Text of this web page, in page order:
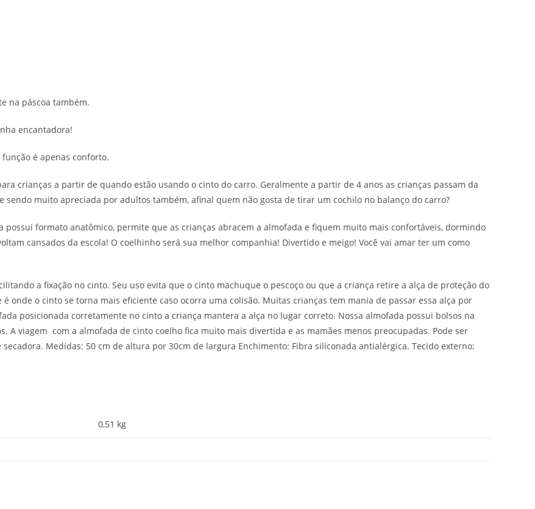
na páscoa também.
encantadora!
é apenas conforto.
crianças a partir de quando estão usando o cinto do carro. Geralmente a partir de 4 anos as crianças passam da
muito apreciada por adultos também, afinal quem não gosta de tirar um cochilo no balanço do carro?
formato anatômico, permite que as crianças abracem a almofada e fiquem muito mais confortáveis, dormindo
cansados da escola! O coelhinho será sua melhor companhia! Divertido e meigo! Você vai amar ter um como
a fixação no cinto. Seu uso evita que o cinto machuque o pescoço ou que a criança retire a alça de proteção do
onde o cinto se torna mais eficiente caso ocorra uma colisão. Muitas crianças tem mania de passar essa alça por
posicionada corretamente no cinto a criança mantera a alça no lugar correto. Nossa almofada possui bolsos na
A viagem com a almofada de cinto coelho fica muito mais divertida e as mamães menos preocupadas. Pode ser
Medidas: 50 cm de altura por 30cm de largura Enchimento: Fibra siliconada antialérgica. Tecido externo:
0,51 kg